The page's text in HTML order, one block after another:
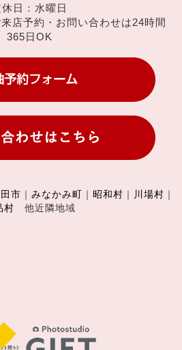
休日：水曜日
店予約・お問い合わせは24時間
365日OK
市 ｜ みなかみ町 ｜ 昭和村 ｜ 川場村 ｜
村 他近隣地域